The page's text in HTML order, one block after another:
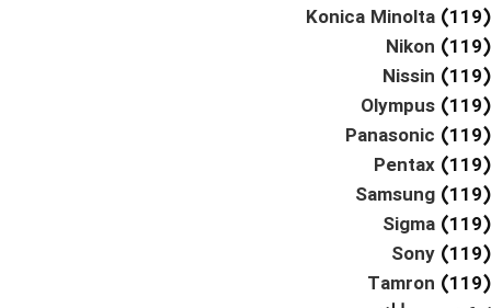
Konica Minolta (119)
Nikon (119)
Nissin (119)
Olympus (119)
Panasonic (119)
Pentax (119)
Samsung (119)
Sigma (119)
Sony (119)
Tamron (119)